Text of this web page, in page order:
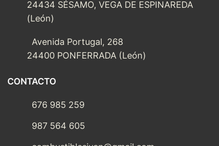
24434 SÉSAMO, VEGA DE ESPINAREDA
(León)
Avenida Portugal, 268
24400 PONFERRADA (León)
CONTACTO
676 985 259
987 564 605